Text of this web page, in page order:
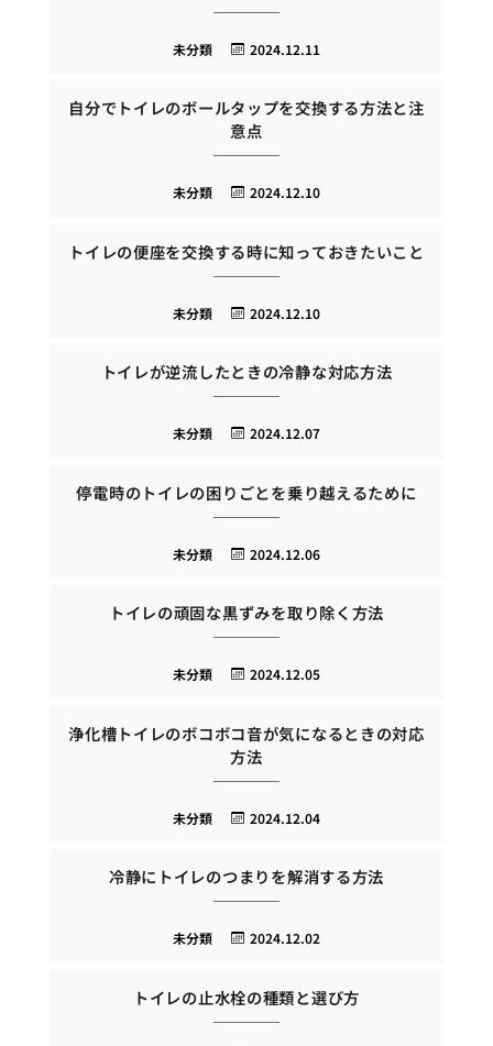
2024.12.11
未分類
自分でトイレのボールタップを交換する方法と注
意点
2024.12.10
未分類
トイレの便座を交換する時に知っておきたいこと
2024.12.10
未分類
トイレが逆流したときの冷静な対応方法
2024.12.07
未分類
停電時のトイレの困りごとを乗り越えるために
2024.12.06
未分類
トイレの頑固な黒ずみを取り除く方法
2024.12.05
未分類
浄化槽トイレのボコボコ音が気になるときの対応
方法
2024.12.04
未分類
冷静にトイレのつまりを解消する方法
2024.12.02
未分類
トイレの止水栓の種類と選び方